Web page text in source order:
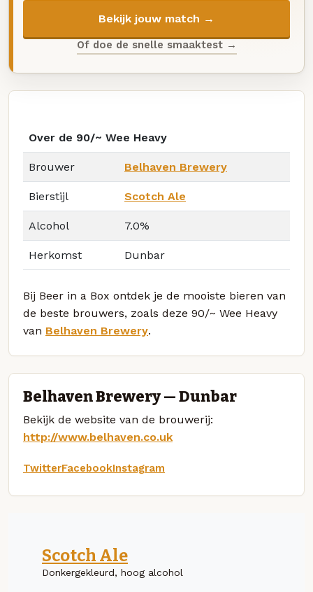
Bekijk jouw match →
Of doe de snelle smaaktest →
Over de 90/~ Wee Heavy
Brouwer Belhaven Brewery
Bierstijl Scotch Ale
Alcohol 7.0%
Herkomst Dunbar
Bij Beer in a Box ontdek je de mooiste bieren van
de beste brouwers, zoals deze 90/~ Wee Heavy
van Belhaven Brewery.
Belhaven Brewery — Dunbar
Bekijk de website van de brouwerij:
http://www.belhaven.co.uk
TwitterFacebookInstagram
Scotch Ale
Donkergekleurd, hoog alcohol